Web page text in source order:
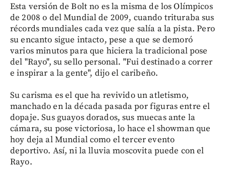
Esta versión de Bolt no es la misma de los Olímpicos
de 2008 o del Mundial de 2009, cuando trituraba sus
récords mundiales cada vez que salía a la pista. Pero
su encanto sigue intacto, pese a que se demoró
varios minutos para que hiciera la tradicional pose
del "Rayo", su sello personal. "Fui destinado a correr
e inspirar a la gente", dijo el caribeño.
Su carisma es el que ha revivido un atletismo,
manchado en la década pasada por figuras entre el
dopaje. Sus guayos dorados, sus muecas ante la
cámara, su pose victoriosa, lo hace el showman que
hoy deja al Mundial como el tercer evento
deportivo. Así, ni la lluvia moscovita puede con el
Rayo.